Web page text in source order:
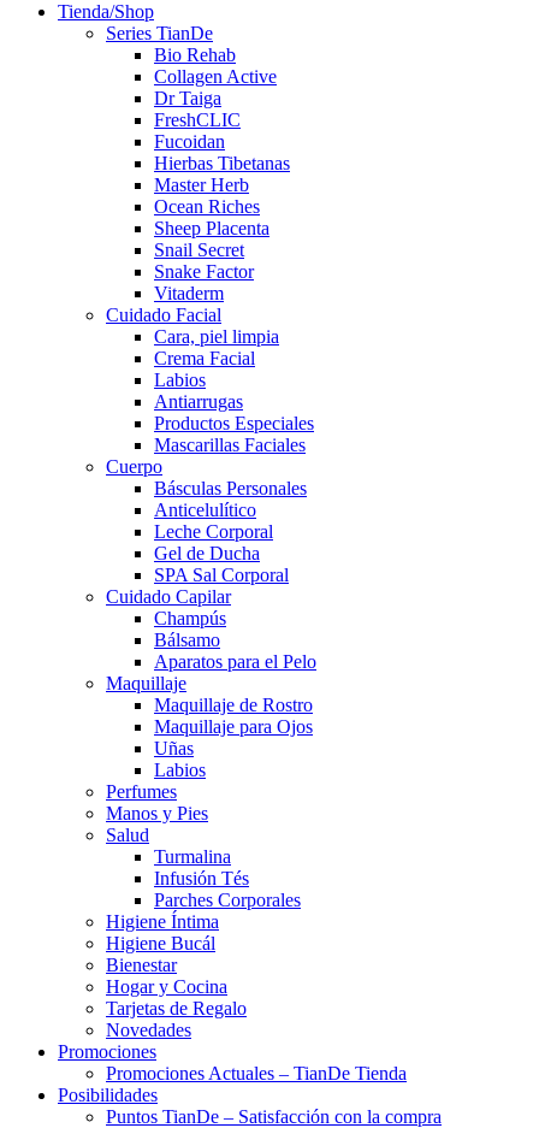
Tienda/Shop
Series TianDe
Bio Rehab
Collagen Active
Dr Taiga
FreshCLIC
Fucoidan
Hierbas Tibetanas
Master Herb
Ocean Riches
Sheep Placenta
Snail Secret
Snake Factor
Vitaderm
Cuidado Facial
Cara, piel limpia
Crema Facial
Labios
Antiarrugas
Productos Especiales
Mascarillas Faciales
Cuerpo
Básculas Personales
Anticelulítico
Leche Corporal
Gel de Ducha
SPA Sal Corporal
Cuidado Capilar
Champús
Bálsamo
Aparatos para el Pelo
Maquillaje
Maquillaje de Rostro
Maquillaje para Ojos
Uñas
Labios
Perfumes
Manos y Pies
Salud
Turmalina
Infusión Tés
Parches Corporales
Higiene Íntima
Higiene Bucál
Bienestar
Hogar y Cocina
Tarjetas de Regalo
Novedades
Promociones
Promociones Actuales – TianDe Tienda
Posibilidades
Puntos TianDe – Satisfacción con la compra